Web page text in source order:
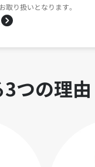
り扱いとなります。
つの理由